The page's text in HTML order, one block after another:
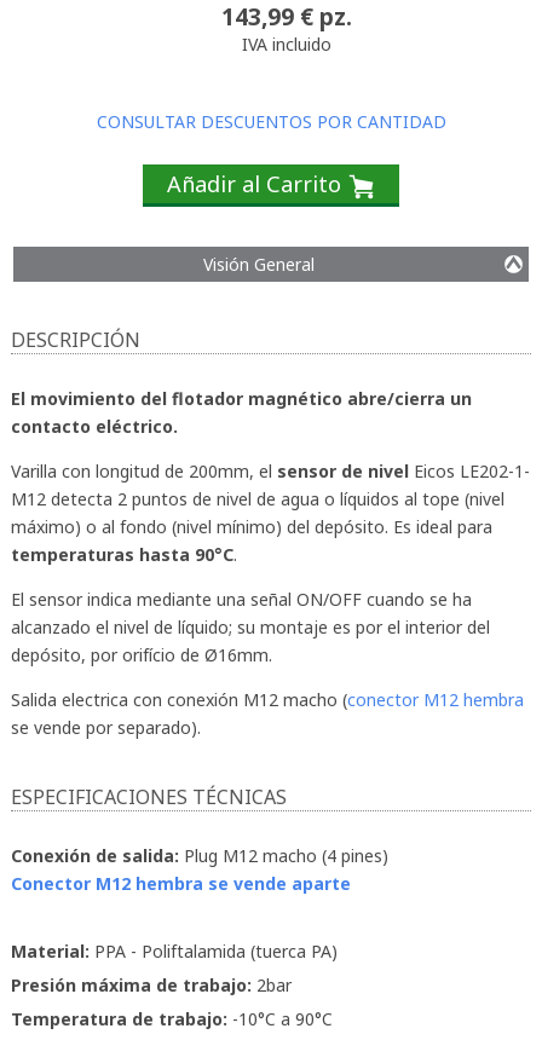
143,99 € pz.
IVA incluido
CONSULTAR DESCUENTOS POR CANTIDAD
Añadir al Carrito
Visión General
DESCRIPCIÓN
El movimiento del flotador magnético abre/cierra un
contacto eléctrico.
Varilla con longitud de 200mm, el sensor de nivelEicos LE202-1-
M12 detecta 2 puntos de nivel de agua o líquidos al tope (nivel
máximo) o al fondo (nivel mínimo) del depósito. Es ideal para
temperaturas hasta 90°C.
El sensor indica mediante una señal ON/OFF cuando se ha
alcanzado el nivel de líquido; su montaje es por el interior del
depósito, por orifício de Ø16mm.
Salida electrica con conexión M12 macho (conector M12 hembra
se vende por separado).
ESPECIFICACIONES TÉCNICAS
Conexión de salida: Plug M12 macho (4 pines)
Conector M12 hembra se vende aparte
Material: PPA - Poliftalamida (tuerca PA)
Presión máxima de trabajo: 2bar
Temperatura de trabajo: -10°C a 90°C